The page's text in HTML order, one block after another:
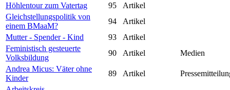
Höhlentour zum Vatertag
95
Artikel
Gleichstellungspolitik von
einem BMaaM?
94
Artikel
Mutter - Spender - Kind
93
Artikel
Feministisch gesteuerte
Volksbildung
90 Artikel
Medien
Andrea Micus: Väter ohne
Kinder
89 Artikel